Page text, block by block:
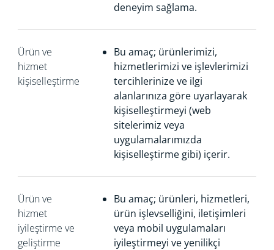
deneyim sağlama.
Ürün ve
hizmet
kişiselleştirme
Bu amaç; ürünlerimizi,
hizmetlerimizi ve işlevlerimizi
tercihlerinize ve ilgi
alanlarınıza göre uyarlayarak
kişiselleştirmeyi (web
sitelerimiz veya
uygulamalarımızda
kişiselleştirme gibi) içerir.
Ürün ve
hizmet
iyileştirme ve
geliştirme
Bu amaç; ürünleri, hizmetleri,
ürün işlevselliğini, iletişimleri
veya mobil uygulamaları
iyileştirmeyi ve yenilikçi